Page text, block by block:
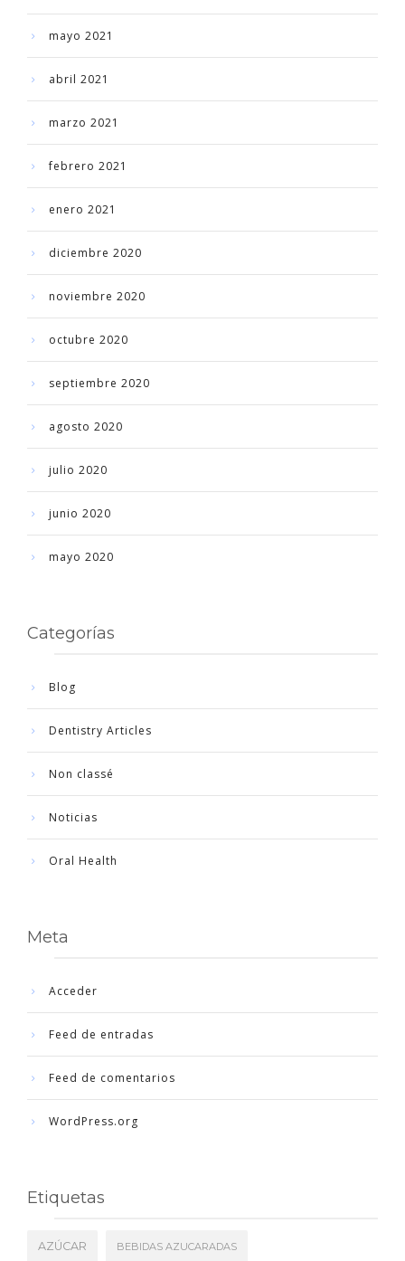
mayo 2021
abril 2021
marzo 2021
febrero 2021
enero 2021
diciembre 2020
noviembre 2020
octubre 2020
septiembre 2020
agosto 2020
julio 2020
junio 2020
mayo 2020
Categorías
Blog
Dentistry Articles
Non classé
Noticias
Oral Health
Meta
Acceder
Feed de entradas
Feed de comentarios
WordPress.org
Etiquetas
AZÚCAR BEBIDAS AZUCARADAS